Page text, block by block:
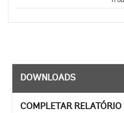
DOWNLOADS
COMPLETAR RELATÓRIO